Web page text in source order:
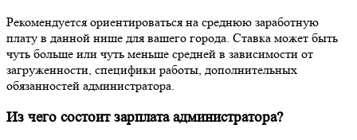
Рекомендуется ориентироваться на среднюю заработную
плату в данной нише для вашего города. Ставка может быть
чуть больше или чуть меньше средней в зависимости от
загруженности, специфики работы, дополнительных
обязанностей администратора.
Из чего состоит зарплата администратора?